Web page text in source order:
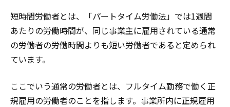
短時間労働者とは、「パートタイム労働法」では1週間
あたりの労働時間が、同じ事業主に雇用されている通常
の労働者の労働時間よりも短い労働者であると定められ
ています。
ここでいう通常の労働者とは、フルタイム勤務で働く正
規雇用の労働者のことを指します。事業所内に正規雇用